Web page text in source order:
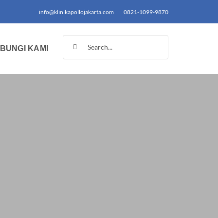
info@klinikapollojakarta.com 0821-1099-9870
KAMI